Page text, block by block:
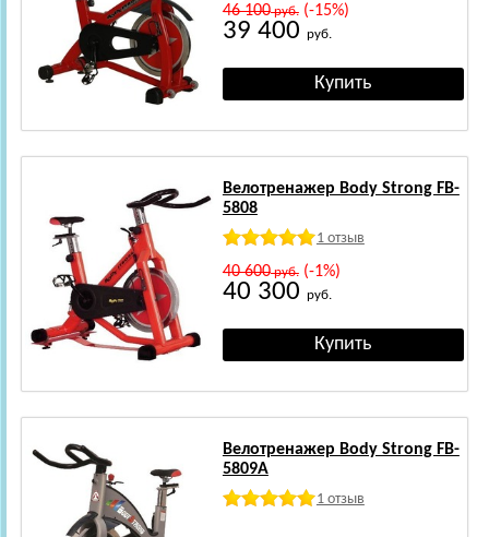
46 100руб.(-15%)
39 400 руб.
Велотренажер Body Strong FB-
5808
1 отзыв
40 600руб.(-1%)
40 300 руб.
Велотренажер Body Strong FB-
5809A
1 отзыв